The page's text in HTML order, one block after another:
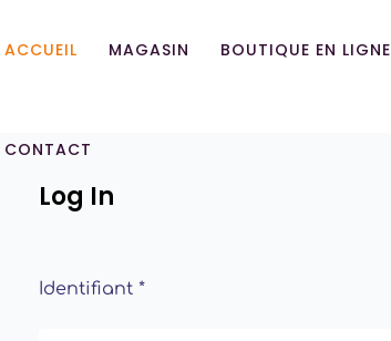
ACCUEIL MAGASIN BOUTIQUE EN LIGNE
CONTACT
Log In
Identifiant *